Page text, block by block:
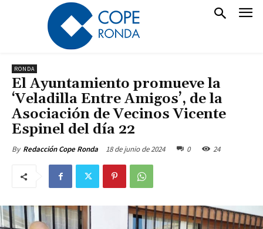
RONDA
El Ayuntamiento promueve la
‘Veladilla Entre Amigos’, de la
Asociación de Vecinos Vicente
Espinel del día 22
By Redacción Cope Ronda 18 de junio de 2024 0 24